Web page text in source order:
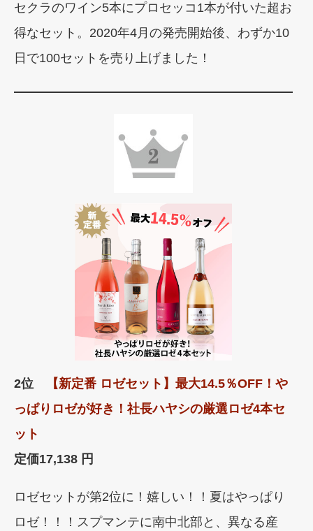
セクラのワイン5本にプロセッコ1本が付いた超お
得なセット。2020年4月の発売開始後、わずか10
日で100セットを売り上げました！
2位
【新定番 ロゼセット】最大14.5％OFF！や
っぱりロゼが好き！社長ハヤシの厳選ロゼ4本セ
ット
定価17,138 円
ロゼセットが第2位に！嬉しい！！夏はやっぱり
ロゼ！！！スプマンテに南中北部と、異なる産